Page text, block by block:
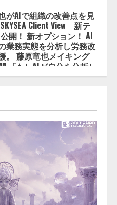
がAIで組織の改善点を見
Client View 新テ
開！ 新オプション！ AI
業務実態を分析し労務改
。 藤原竜也メイキング
「もしAIが自分を分析し
ぐ休めと言われる自信が
り、虫と戦ったり…」
06/14:54:31
ら設定操作できる機能を
07/13:53:50
企業のAI導入・活用に関
】AIを組織として導入で
企業は26.8％。AI導入企
％が、自社でのAI導入・
上手くいっている」と回